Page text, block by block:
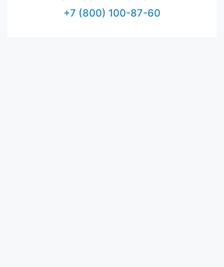
+7 (800) 100-87-60